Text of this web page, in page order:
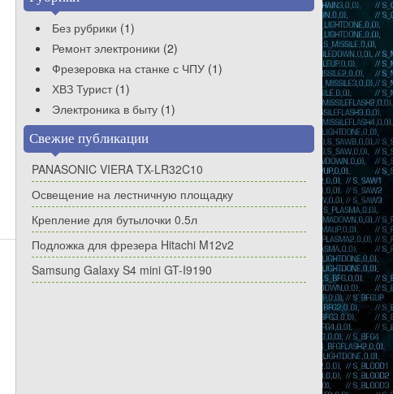
Без рубрики (1)
Ремонт электроники (2)
Фрезеровка на станке с ЧПУ (1)
ХВЗ Турист(1)
Электроника в быту (1)
Свежие публикации
PANASONIC VIERA TX-LR32C10
Освещение на лестничную площадку
Крепление для бутылочки 0.5л
Подложка для фрезера Hitachi M12v2
Samsung Galaxy S4 mini GT-I9190